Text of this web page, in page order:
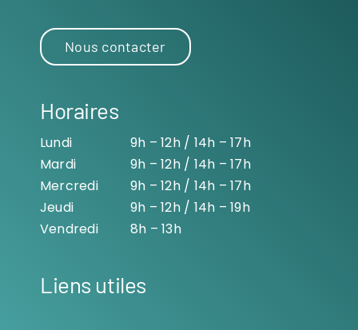
Nous contacter
Horaires
Lundi
9h – 12h / 14h – 17h
Mardi
9h – 12h / 14h – 17h
Mercredi
9h – 12h / 14h – 17h
Jeudi
9h – 12h / 14h – 19h
Vendredi
8h – 13h
Liens utiles